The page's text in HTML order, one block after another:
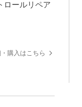
ロールリペア
購入はこちら